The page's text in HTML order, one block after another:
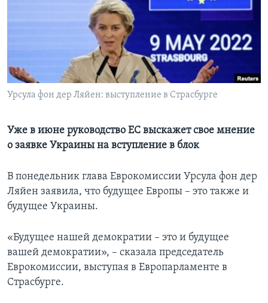
СОЦИАЛЬНЫЕ СЕТИ
Урсула фон дер Ляйен: выступление в Страсбурге
Уже в июне руководство ЕС выскажет свое мнение
о заявке Украины на вступление в блок
В понедельник глава Еврокомиссии Урсула фон дер
Ляйен заявила, что будущее Европы – это также и
будущее Украины.
«Будущее нашей демократии – это и будущее
вашей демократии», – сказала председатель
Еврокомиссии, выступая в Европарламенте в
Страсбурге.